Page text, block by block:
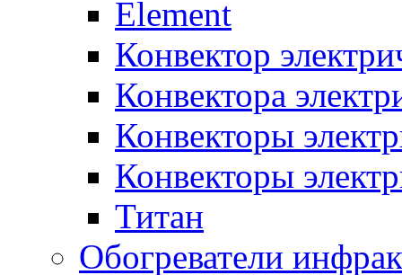
Element
Конвектор
Конвектора
Конвекторы
Конвекторы
Титан
Обогреватели